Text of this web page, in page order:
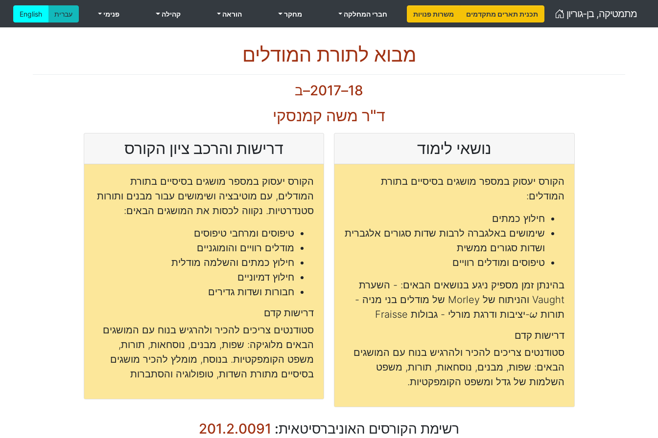
מתמטיקה, בן-גוריון Home
English עברית משרות פנויות תכנית תארים מתקדמים חברי המחלקה מחקר הוראה קהילה פנימי
מבוא לתורת המודלים
18–2017–ב
ד"ר משה קמנסקי
נושאי לימוד
הקורס יעסוק במספר מושגים בסיסיים בתורת
המודלים:
חילוץ כמתים
שימושים באלגברה לרבות שדות סגורים אלגברית
ושדות סגורים ממשית
טיפוסים ומודלים רוויים
בהינתן זמן מספיק ניגע בנושאים הבאים: - השערת
Vaught והניתוח של Morley של מודלים בני מניה -
תורות
ω
-יציבות ודרגת מורלי - גבולות Fraisse
דרישות קדם
סטודנטים צריכים להכיר ולהרגיש בנוח עם המושגים
הבאים: שפות, מבנים, נוסחאות, תורות, משפט
השלמות של גדל ומשפט הקומפקטיות.
דרישות והרכב ציון הקורס
הקורס יעסוק במספר מושגים בסיסיים בתורת
המודלים, עם מוטיבציה ושימושים עבור מבנים ותורות
סטנדרטיות. נקווה לכסות את המושגים הבאים:
טיפוסים ומרחבי טיפוסים
מודלים רוויים והומוגניים
חילוץ כמתים והשלמה מודלית
חילוץ דמיוניים
חבורות ושדות גדירים
דרישות קדם
סטודנטים צריכים להכיר ולהרגיש בנוח עם המושגים
הבאים מלוגיקה: שפות, מבנים, נוסחאות, תורות,
משפט הקומפקטיות. בנוסח, מומלץ להכיר מושגים
בסיסיים מתורת השדות, טופולוגיה והסתברות
רשימת הקורסים האוניברסיטאית: 201.2.0091